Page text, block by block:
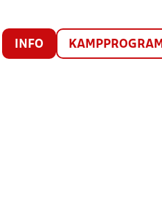
INFO KAMPPROGRAM